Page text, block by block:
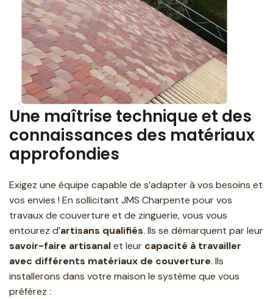
Une maîtrise technique et des
connaissances des matériaux
approfondies
Exigez une équipe capable de s’adapter à vos besoins et
vos envies ! En sollicitant JMS Charpente pour vos
travaux de couverture et de zinguerie, vous vous
entourez d’artisans qualifiés. Ils se démarquent par leur
savoir-faire artisanalet leur capacité à travailler
avec différents matériaux de couverture. Ils
installerons dans votre maison le système que vous
préférez :